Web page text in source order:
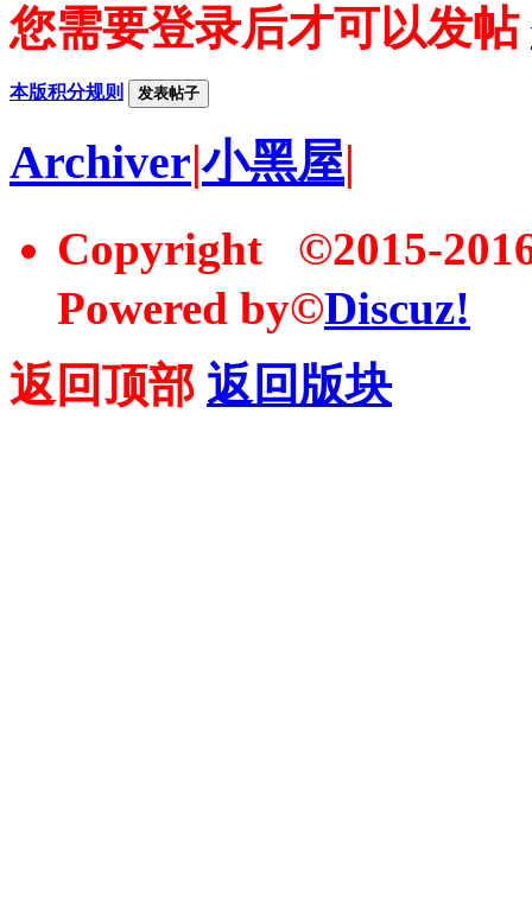
您需要登录后才可以发帖
本版积分规则 发表帖子
Archiver|小黑屋|
Copyright ©2015-
Powered by©Discuz!
返回顶部 返回版块